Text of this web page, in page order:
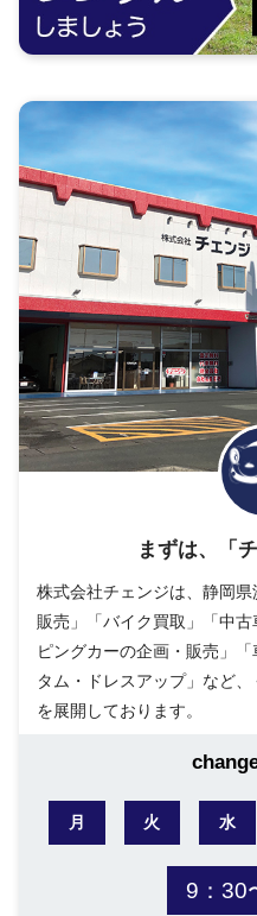
まずは、「
株式会社チェンジは、静岡
販売」「バイク買取」「中
ピングカーの企画・販売」
タム・ドレスアップ」など
を展開しております。
月 火 水
9：30